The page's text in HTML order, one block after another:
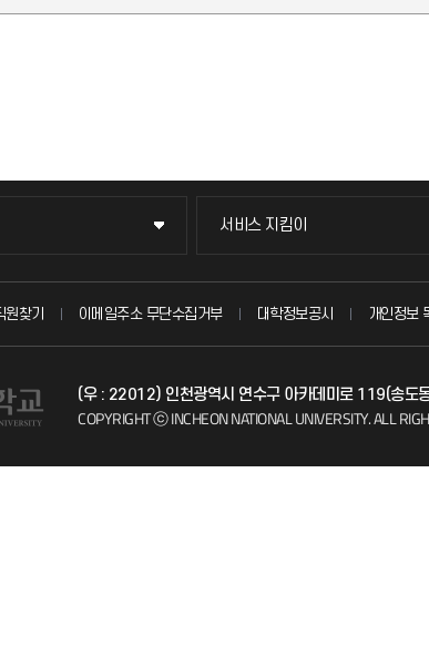
서비스 지킴이
서비스 지킴이
묻고 답하기
자주 묻는 질문(FAQ)
원찾기 이메일주소 무단수집거부 대학정보공시 개인정보
(우 : 22012) 인천광역시 연수구 아카데미로 119(송도
COPYRIGHT ⓒ INCHEON NATIONAL UNIVERSITY.ALL